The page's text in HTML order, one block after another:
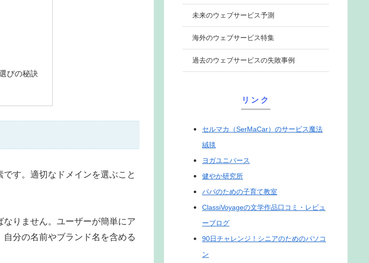
びの秘訣
す。適切なドメインを選ぶこと
りません。ユーザーが簡単にア
分の名前やブランド名を含める
未来のウェブサービス予測
海外のウェブサービス特集
過去のウェブサービスの失敗事例
リンク
セルマカ（SerMaCar）のサービス魔法
絨毯
ヨガユニバース
健やか研究所
パパのための子育て教室
ClassiVoyageの文学作品口コミ・レビュ
ーブログ
90日チャレンジ！シニアのためのパソコ
ン